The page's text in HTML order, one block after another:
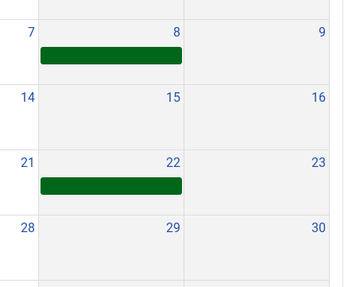
7 8 9
14 15 16
21 22 23
28 29 30